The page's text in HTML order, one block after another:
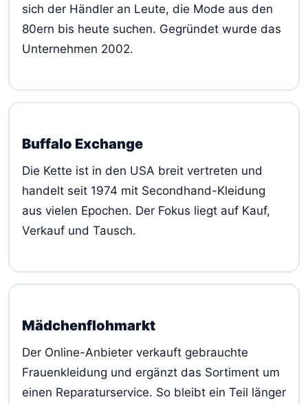
sich der Händler an Leute, die Mode aus den
80ern bis heute suchen. Gegründet wurde das
Unternehmen 2002.
Buffalo Exchange
Die Kette ist in den USA breit vertreten und
handelt seit 1974 mit Secondhand-Kleidung
aus vielen Epochen. Der Fokus liegt auf Kauf,
Verkauf und Tausch.
Mädchenflohmarkt
Der Online-Anbieter verkauft gebrauchte
Frauenkleidung und ergänzt das Sortiment um
einen Reparaturservice. So bleibt ein Teil länger